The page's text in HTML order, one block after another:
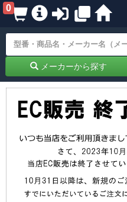
0
メーカーから探す